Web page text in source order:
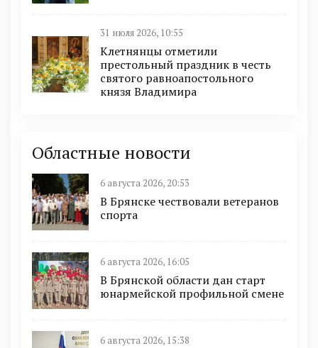
31 июля 2026, 10:55
Клетнянцы отметили
престольный праздник в честь
святого равноапостольного
князя Владимира
Областные новости
6 августа 2026, 20:53
В Брянске чествовали ветеранов
спорта
6 августа 2026, 16:05
В Брянской области дан старт
юнармейской профильной смене
6 августа 2026, 15:38